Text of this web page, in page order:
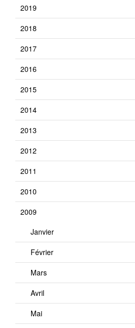
2019
2018
2017
2016
2015
2014
2013
2012
2011
2010
2009
Janvier
Février
Mars
Avril
Mai